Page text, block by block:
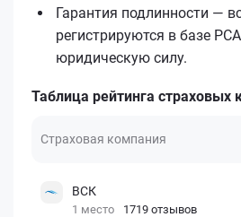
Гарантия подлинности —
регистрируются в базе
юридическую силу.
Таблица рейтинга страховых
Страховая компания
ВСК
1 место 1719 отзывов